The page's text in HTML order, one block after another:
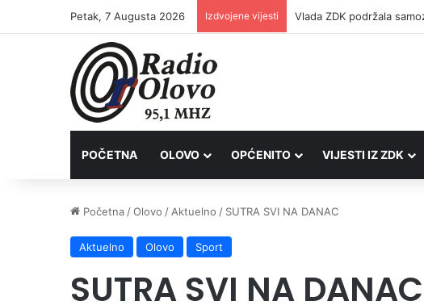
Petak, 7 Augusta 2026 Izdvojene vijesti
POČETNA OLOVO OPĆENITO VIJESTI IZ ZDK
Početna /Olovo / Aktuelno / SUTRA SVI NA DANAC
Aktuelno Olovo Sport
SUTRA SVI NA DANAC